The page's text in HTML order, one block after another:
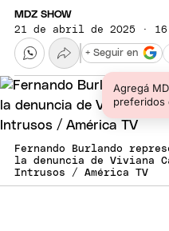
MDZ SHOW
21 de abril de 2025 ·
Agregá
preferidos
+ Seguir en
Fernando Burlando
la denuncia de Viviana
Intrusos / América TV